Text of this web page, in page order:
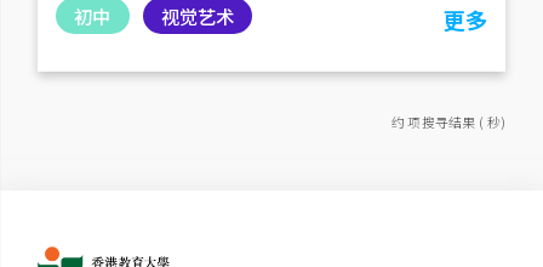
初中 视觉艺术 更多
约 项搜寻结果 ( 秒)